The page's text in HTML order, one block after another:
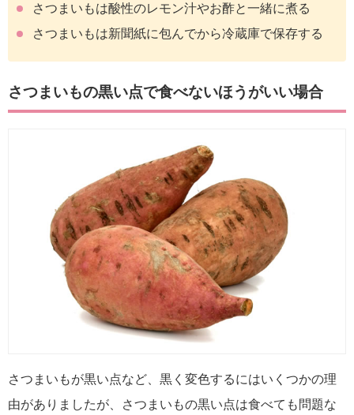
さつまいもは酸性のレモン汁やお酢と一緒に煮る
さつまいもは新聞紙に包んでから冷蔵庫で保存する
さつまいもの黒い点で食べないほうがいい場合
さつまいもが黒い点など、黒く変色するにはいくつかの理
由がありましたが、さつまいもの黒い点は食べても問題な